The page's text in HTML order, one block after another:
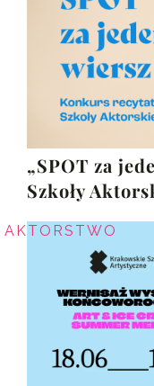
„SPOT za
Szkoły
AKTORSTWO